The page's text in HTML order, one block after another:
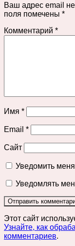
Ваш адрес email не
поля помечены *
Комментарий *
Имя *
Email *
Сайт
Уведомить
Уведомлять
Этот сайт
Узнайте, как
комментариев.